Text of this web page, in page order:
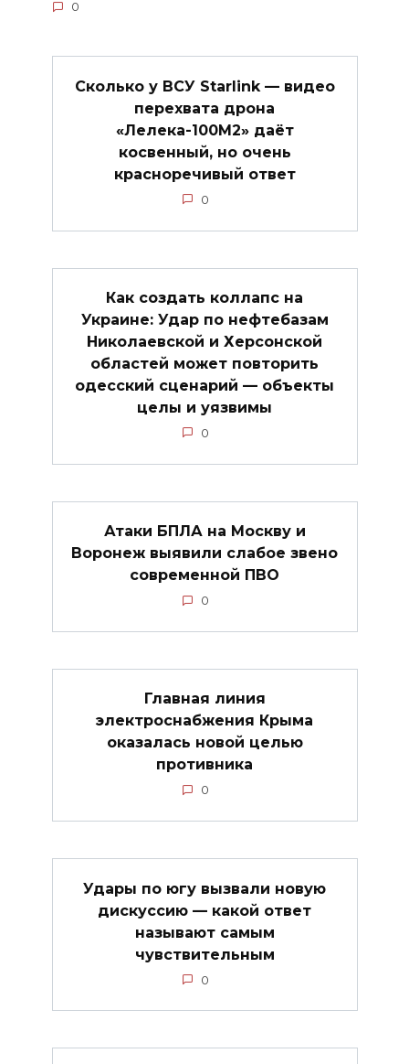
0
Сколько у ВСУ Starlink — видео
перехвата дрона
«Лелека-100М2» даёт
косвенный, но очень
красноречивый ответ
0
Как создать коллапс на
Украине: Удар по нефтебазам
Николаевской и Херсонской
областей может повторить
одесский сценарий — объекты
целы и уязвимы
0
Атаки БПЛА на Москву и
Воронеж выявили слабое звено
современной ПВО
0
Главная линия
электроснабжения Крыма
оказалась новой целью
противника
0
Удары по югу вызвали новую
дискуссию — какой ответ
называют самым
чувствительным
0